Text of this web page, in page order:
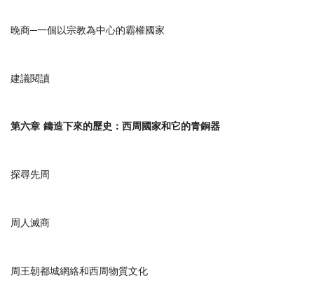
晚商─一個以宗教為中心的霸權國家
建議閱讀
第六章 鑄造下來的歷史：西周國家和它的青銅器
探尋先周
周人滅商
周王朝都城網絡和西周物質文化